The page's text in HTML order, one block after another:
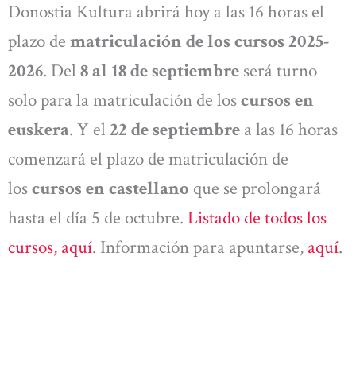
Donostia Kultura abrirá hoy a las 16 horas el
plazo de matriculación de los cursos 2025-
2026. Del 8 al 18 de septiembre será turno
solo para la matriculación de loscursos en
euskera. Y el 22 de septiembre a las 16 horas
comenzará el plazo de matriculación de
loscursos en castellano que se prolongará
hasta el día 5 de octubre. Listado de todos los
cursos, aquí. Información para apuntarse, aquí.